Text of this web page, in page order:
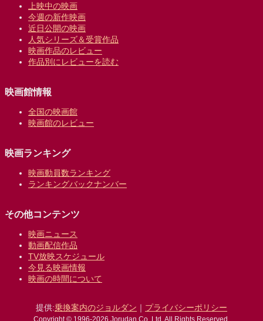
上映中の映画
今週の新作映画
近日公開の映画
人気シリーズ＆受賞作品
映画作品のレビュー
作品別にレビューを読む
映画館情報
全国の映画館
映画館のレビュー
映画ランキング
映画動員数ランキング
ランキングバックナンバー
その他コンテンツ
映画ニュース
動画配信作品
TV放映スケジュール
今見る映画情報
映画の時間について
提供:乗換案内のジョルダン ｜ プライバシーポリシー
Copyright © 1996-2026 Jorudan Co.,Ltd. All Rights Reserved.